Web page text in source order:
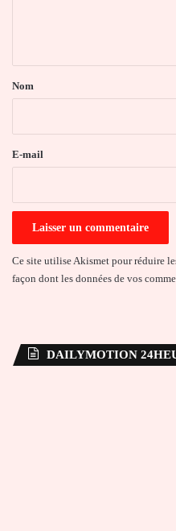
a
e
Nom
E-mail
Ce site utilise Akismet pour réduire
façon dont les données de vos
DAILYMOTION